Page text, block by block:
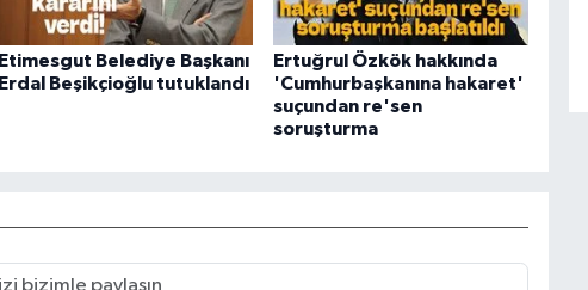
Etimesgut Belediye Başkanı
Erdal Beşikçioğlu tutuklandı
Ertuğrul Özkök hakkında
'Cumhurbaşkanına hakaret'
suçundan re'sen
soruşturma